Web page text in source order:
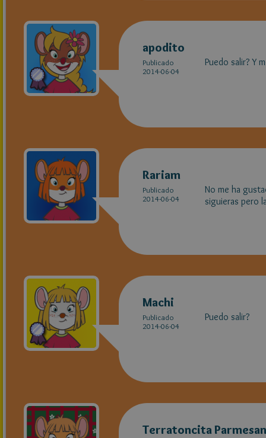
apodito
Publicado
2014-06-04
Puedo salir? Y
Rariam
Publicado
2014-06-04
No me ha
siguieras pero
Machi
Publicado
2014-06-04
Puedo salir?
Terratoncita